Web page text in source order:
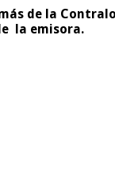
de la
la emisora.